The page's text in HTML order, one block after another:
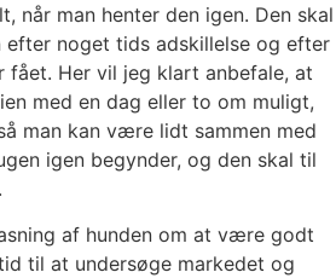
når man henter den igen. Den skal
efter noget tids adskillelse og efter
fået. Her vil jeg klart anbefale, at
med en dag eller to om muligt,
man kan være lidt sammen med
igen begynder, og den skal til
af hunden om at være godt
til at undersøge markedet og